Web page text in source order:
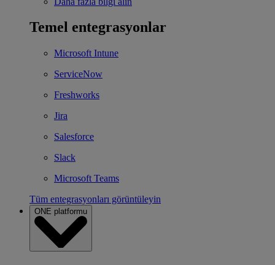
Temel entegrasyonlar
Microsoft Intune
ServiceNow
Freshworks
Jira
Salesforce
Slack
Microsoft Teams
Tüm entegrasyonları görüntüleyin
ONE platformu